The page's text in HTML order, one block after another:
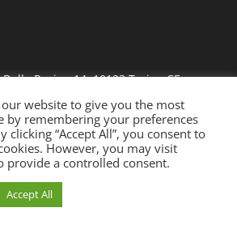
Delle Rosine 14, 10123 Torino CF
| fax 011 8123486
website to give you the most
by remembering your preferences
clicking “Accept All”, you consent to
However, you may visit
provide a controlled consent.
Accept All